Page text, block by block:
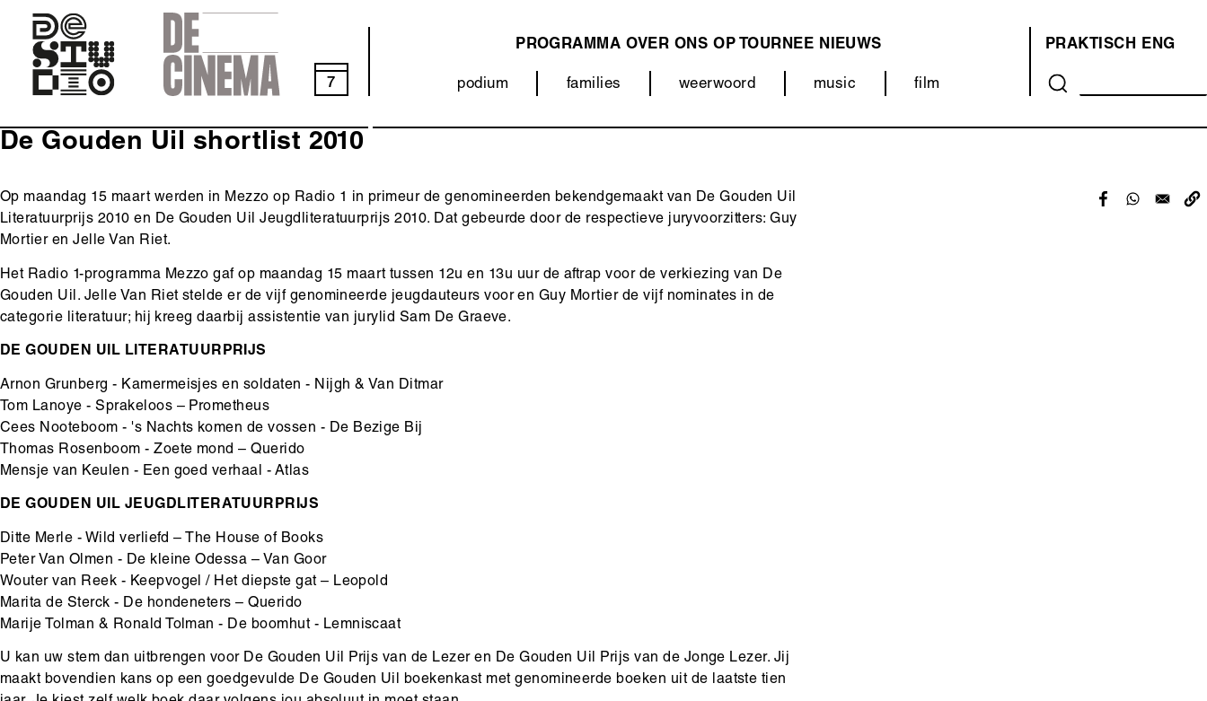
main
navigation
7
Categorieën
(menu)
podium families weerwoord music film
NAVIGATION
PROGRAMMA OVER ONS OP TOURNEE NIEUWS
OVER
ONS
(MENU)
PRAKTISCH ENG
De Gouden Uil shortlist 2010
Body
Op maandag 15 maart werden in Mezzo op Radio 1 in primeur de genomineerden bekendgemaakt van De Gouden Uil
Literatuurprijs 2010 en De Gouden Uil Jeugdliteratuurprijs 2010. Dat gebeurde door de respectieve juryvoorzitters: Guy
Mortier en Jelle Van Riet.
Het Radio 1-programma Mezzo gaf op maandag 15 maart tussen 12u en 13u uur de aftrap voor de verkiezing van De
Gouden Uil. Jelle Van Riet stelde er de vijf genomineerde jeugdauteurs voor en Guy Mortier de vijf nominates in de
categorie literatuur; hij kreeg daarbij assistentie van jurylid Sam De Graeve.
DE GOUDEN UIL LITERATUURPRIJS
Arnon Grunberg - Kamermeisjes en soldaten - Nijgh & Van Ditmar
Tom Lanoye - Sprakeloos – Prometheus
Cees Nooteboom - 's Nachts komen de vossen - De Bezige Bij
Thomas Rosenboom - Zoete mond – Querido
Mensje van Keulen - Een goed verhaal - Atlas
DE GOUDEN UIL JEUGDLITERATUURPRIJS
Ditte Merle - Wild verliefd – The House of Books
Peter Van Olmen - De kleine Odessa – Van Goor
Wouter van Reek - Keepvogel / Het diepste gat – Leopold
Marita de Sterck - De hondeneters – Querido
Marije Tolman & Ronald Tolman - De boomhut - Lemniscaat
U kan uw stem dan uitbrengen voor De Gouden Uil Prijs van de Lezer en De Gouden Uil Prijs van de Jonge Lezer. Jij
maakt bovendien kans op een goedgevulde De Gouden Uil boekenkast met genomineerde boeken uit de laatste tien